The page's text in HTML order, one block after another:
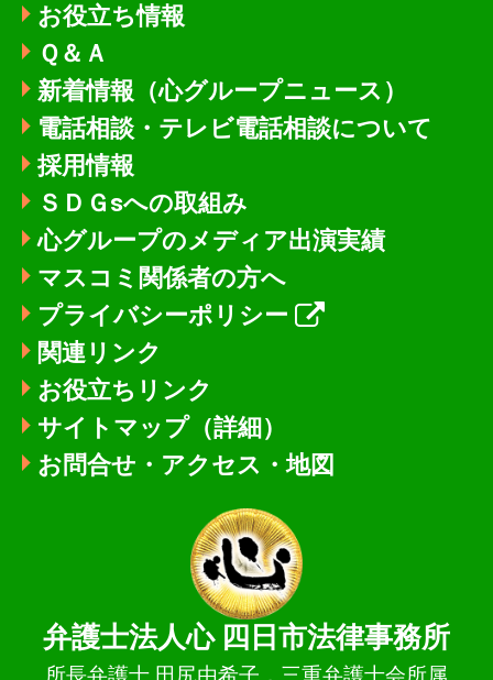
お役立ち情報
Ｑ＆Ａ
新着情報 （心グループニュース）
電話相談・テレビ電話相談について
採用情報
ＳＤＧsへの取組み
心グループのメディア出演実績
マスコミ関係者の方へ
プライバシーポリシー
関連リンク
お役立ちリンク
サイトマップ（詳細）
お問合せ・アクセス・地図
弁護士法人心 四日市法律事務所
所長弁護士 田尻由希子，三重弁護士会所属